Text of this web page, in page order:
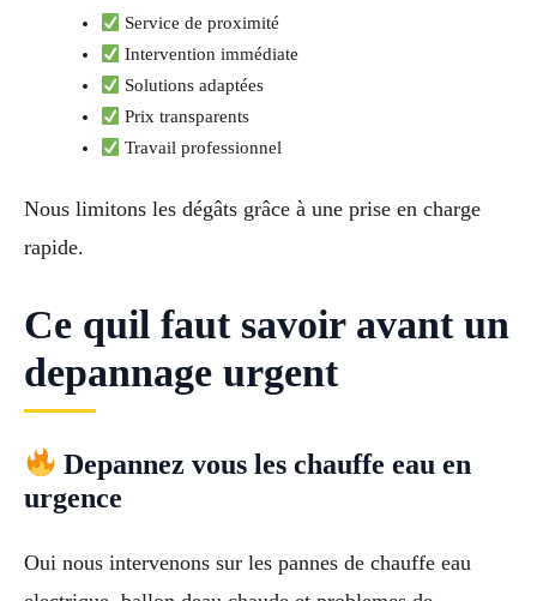
Service de proximité
Intervention immédiate
Solutions adaptées
Prix transparents
Travail professionnel
Nous limitons les dégâts grâce à une prise en charge
rapide.
Ce quil faut savoir avant un
depannage urgent
Depannez vous les chauffe eau en
urgence
Oui nous intervenons sur les pannes de chauffe eau